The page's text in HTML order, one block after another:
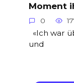
Moment
0
«Ich war
und